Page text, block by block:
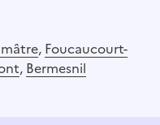
, Foucaucourt-
, Bermesnil